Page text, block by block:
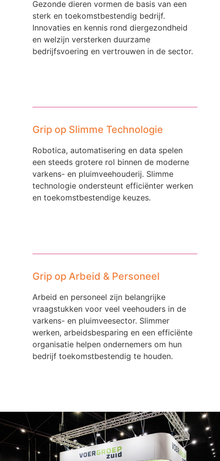
Gezonde dieren vormen de basis van een
sterk en toekomstbestendig bedrijf.
Innovaties en kennis rond diergezondheid
en welzijn versterken duurzame
bedrijfsvoering en vertrouwen in de sector.
Grip op Slimme Technologie
Robotica, automatisering en data spelen
een steeds grotere rol binnen de moderne
varkens- en pluimveehouderij. Slimme
technologie ondersteunt efficiënter werken
en toekomstbestendige keuzes.
Grip op Arbeid & Personeel
Arbeid en personeel zijn belangrijke
vraagstukken voor veel veehouders in de
varkens- en pluimveesector. Slimmer
werken, arbeidsbesparing en een efficiënte
organisatie helpen ondernemers om hun
bedrijf toekomstbestendig te houden.